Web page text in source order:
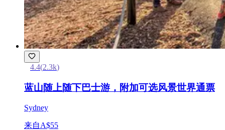
4.4(2.3k)
蓝山随上随下巴士游，附加可选风景世界通票
Sydney
来自A$55